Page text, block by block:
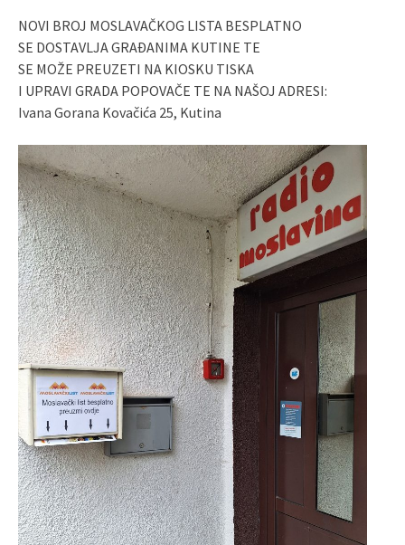
NOVI BROJ MOSLAVAČKOG LISTA BESPLATNO
SE DOSTAVLJA GRAĐANIMA KUTINE TE
SE MOŽE PREUZETI NA KIOSKU TISKA
I UPRAVI GRADA POPOVAČE TE NA NAŠOJ ADRESI:
Ivana Gorana Kovačića 25, Kutina